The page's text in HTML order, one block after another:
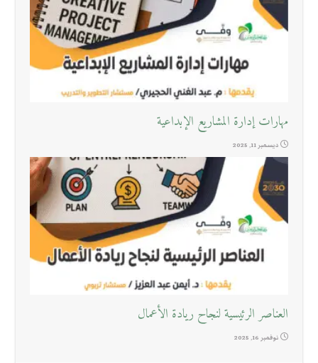
مهارات إدارة المشاريع الإبداعية
ديسمبر 11, 2025
العناصر الرئيسية لنجاح ريادة الأعمال
نوفمبر 16, 2025